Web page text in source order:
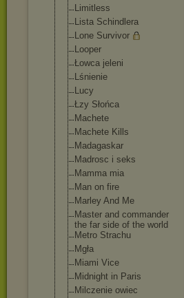
Limitless
Lista Schindlera
Lone Survivor
Looper
Łowca jeleni
Lśnienie
Lucy
Łzy Słońca
Machete
Machete Kills
Madagaskar
Madrosc i seks
Mamma mia
Man on fire
Marley And Me
Master and commander
the far side of the world
Metro Strachu
Mgła
Miami Vice
Midnight in Paris
Milczenie owiec